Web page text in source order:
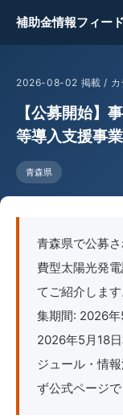
補助金情報フィード
2026-08-02 掲載 / カ
【公募開始】
等導入支援事
青森県
青森県で公募
費型太陽光発
てご紹介しま
集期間: 2026年
2026年5月18
ジュール・情
ず公式ページで